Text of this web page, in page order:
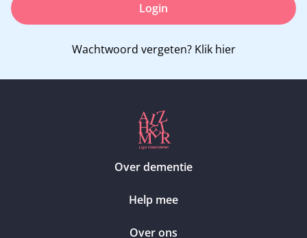
Login
Wachtwoord vergeten? Klik hier
Over dementie
Help mee
Over ons